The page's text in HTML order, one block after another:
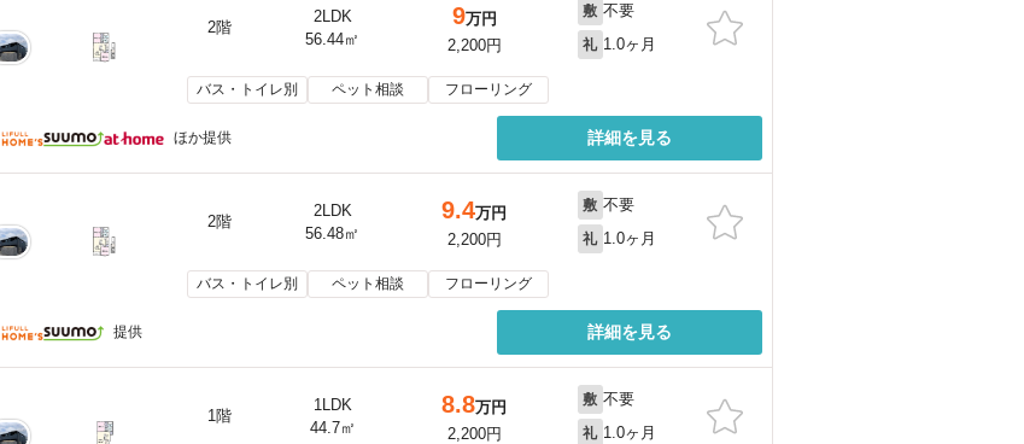
2階
2LDK
56.44㎡
9万円
2,200円
敷 不要
礼 1.0ヶ月
バス・トイレ別 ペット相談 フローリング
ほか提供 詳細を見る
2階
2LDK
56.48㎡
9.4万円
2,200円
敷 不要
礼 1.0ヶ月
バス・トイレ別 ペット相談 フローリング
提供 詳細を見る
1階
1LDK
44.7㎡
8.8万円
2,200円
敷 不要
礼 1.0ヶ月